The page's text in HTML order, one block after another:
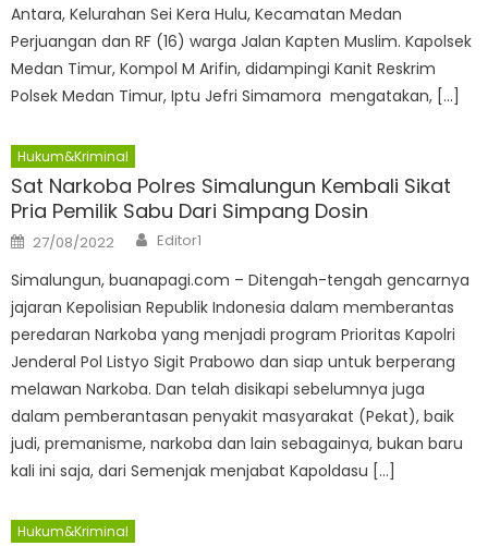
Antara, Kelurahan Sei Kera Hulu, Kecamatan Medan
Perjuangan dan RF (16) warga Jalan Kapten Muslim. Kapolsek
Medan Timur, Kompol M Arifin, didampingi Kanit Reskrim
Polsek Medan Timur, Iptu Jefri Simamora mengatakan, […]
Hukum&Kriminal
Sat Narkoba Polres Simalungun Kembali Sikat
Pria Pemilik Sabu Dari Simpang Dosin
Posted
on
27/08/2022 Author
Editor1
Simalungun, buanapagi.com – Ditengah-tengah gencarnya
jajaran Kepolisian Republik Indonesia dalam memberantas
peredaran Narkoba yang menjadi program Prioritas Kapolri
Jenderal Pol Listyo Sigit Prabowo dan siap untuk berperang
melawan Narkoba. Dan telah disikapi sebelumnya juga
dalam pemberantasan penyakit masyarakat (Pekat), baik
judi, premanisme, narkoba dan lain sebagainya, bukan baru
kali ini saja, dari Semenjak menjabat Kapoldasu […]
Hukum&Kriminal